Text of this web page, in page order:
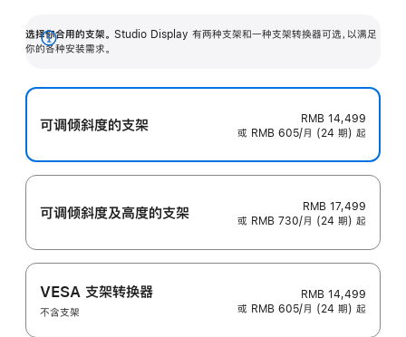
选择你合用的支架。 Studio Display 有两种支架和一种支架转换器可选，以满足
你的各种安装需求。
展
可调倾斜度的支架
RMB 14,499
或 RMB 605/月 (24 期) 起
可调倾斜度及高‍度的支‍架
RMB 17,499
或 RMB 730/月 (24 期) 起
VESA 支架转换器
不含支架
RMB 14,499
或 RMB 605/月 (24 期) 起